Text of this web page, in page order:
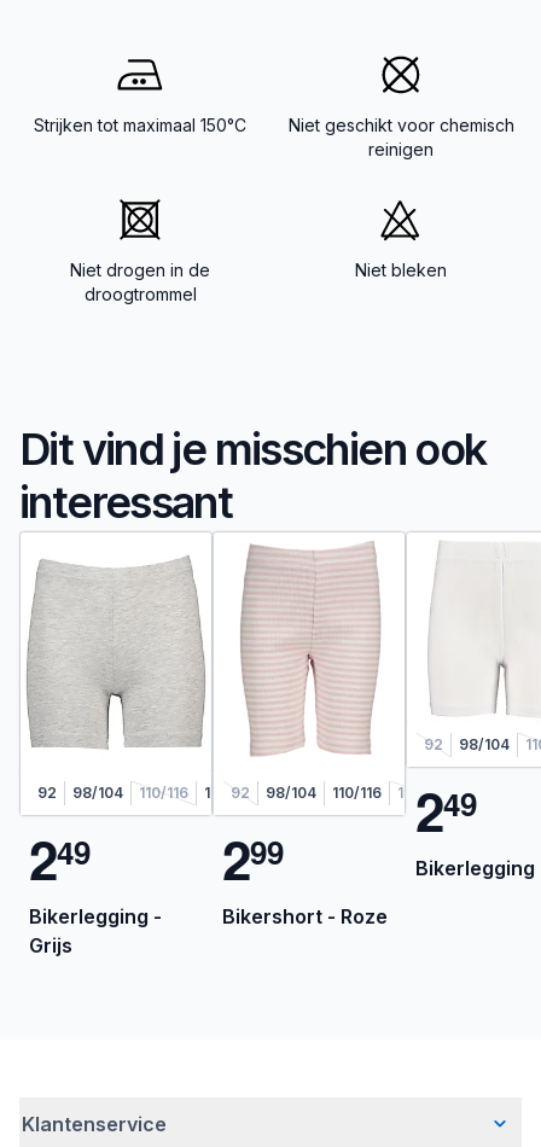
Strijken tot maximaal 150°C
Niet geschikt voor chemisch
reinigen
Niet drogen in de
droogtrommel
Niet bleken
Dit vind je misschien ook
interessant
92 98/104 110/116 122/128
249
Bikerlegging -
Grijs
92 98/104 110/116 122/128
299
Bikershort - Roze
92 98/104
249
Bikerlegging
Klantenservice